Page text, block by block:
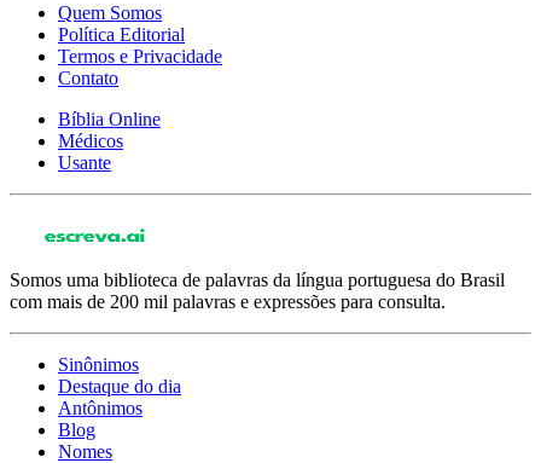
Quem Somos
Política Editorial
Termos e Privacidade
Contato
Bíblia Online
Médicos
Usante
Somos uma biblioteca de palavras da língua portuguesa do Brasil
com mais de 200 mil palavras e expressões para consulta.
Sinônimos
Destaque do dia
Antônimos
Blog
Nomes